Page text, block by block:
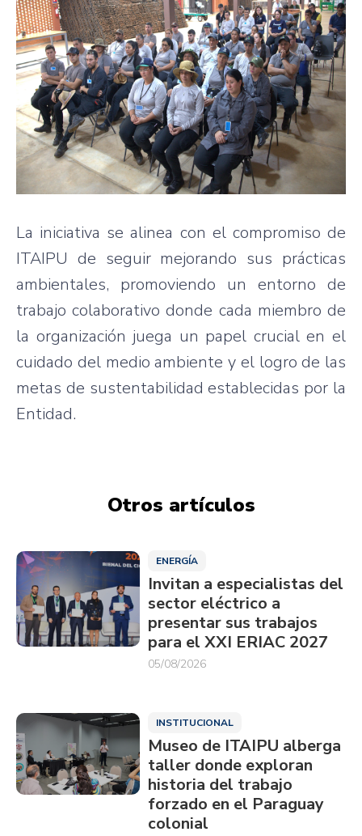
La iniciativa se alinea con el compromiso de
ITAIPU de seguir mejorando sus prácticas
ambientales, promoviendo un entorno de
trabajo colaborativo donde cada miembro de
la organización juega un papel crucial en el
cuidado del medio ambiente y el logro de las
metas de sustentabilidad establecidas por la
Entidad.
Otros artículos
ENERGÍA
Invitan a especialistas del
sector eléctrico a
presentar sus trabajos
para el XXI ERIAC 2027
05/08/2026
INSTITUCIONAL
Museo de ITAIPU alberga
taller donde exploran
historia del trabajo
forzado en el Paraguay
colonial